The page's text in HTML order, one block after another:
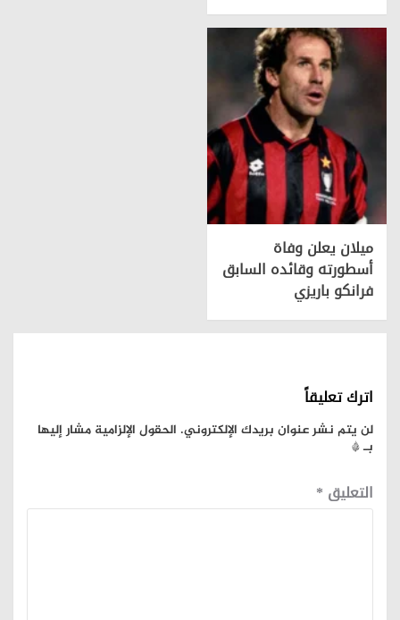
ميلان يعلن وفاة
أسطورته وقائده السابق
فرانكو باريزي
اترك تعليقاً
لن يتم نشر عنوان بريدك الإلكتروني. الحقول الإلزامية مشار إليها
بـ*
التعليق *